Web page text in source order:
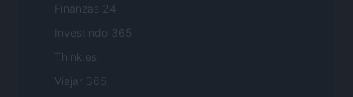
Finanzas 24
Investindo 365
Think.es
Viajar 365